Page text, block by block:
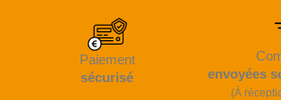
Paiement
sécurisé
envoyées
(À